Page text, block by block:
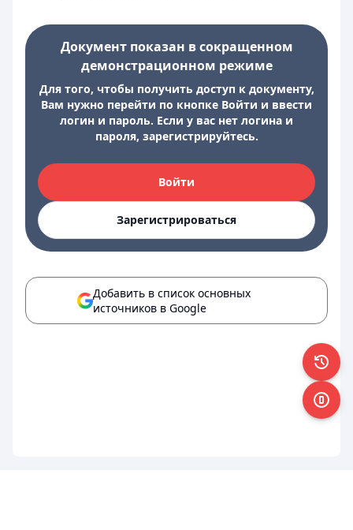
Документ показан в сокращенном
демонстрационном режиме
Для того, чтобы получить доступ к документу,
Вам нужно перейти по кнопке Войти и ввести
логин и пароль. Если у вас нет логина и
пароля, зарегистрируйтесь.
Войти
Зарегистрироваться
Добавить в список основных
источников в Google